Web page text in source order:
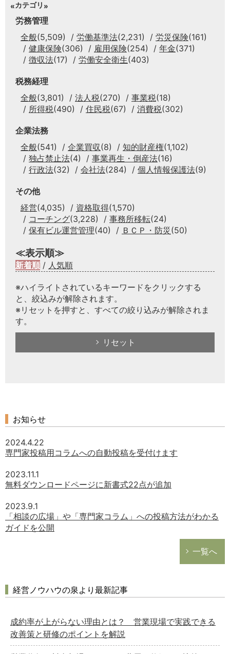
カテゴリ
労務管理
全般(5,509) 労働基準法(2,231) 労災保険(161)
健康保険(306) 雇用保険(254) 年金(371)
徴収法(17) 労働安全衛生(403)
税務経理
全般(3,801) 法人税(270) 事業税(18)
所得税(490) 住民税(67) 消費税(302)
企業法務
全般(541) 企業買収(8) 知的財産権(1,102)
独占禁止法(4) 事業再生・倒産法(16)
行政法(32) 会社法(284) 個人情報保護法(9)
その他
経営(4,035) 資格取得(1,570)
コーチング(3,228) 事務所移転(24)
保有ビル運営管理(40) ＢＣＰ・防災 (50)
≪表示順≫
新着順 / 人気順
※ハイライトされているキーワードをクリックする
と、絞込みが解除されます。
※リセットを押すと、すべての絞り込みが解除されま
す。
リセット
お知らせ
2024.4.22
専門家投稿用コラムへの自動投稿を受付けます
2023.11.1
無料ダウンロードページに新書式22点が追加
2023.9.1
「相談の広場」や「専門家コラム」への投稿方法がわかる
ガイドを公開
一覧へ
経営ノウハウの泉より最新記事
成約率が上がらない理由とは？ 営業現場で実践できる
改善策と研修のポイントを解説